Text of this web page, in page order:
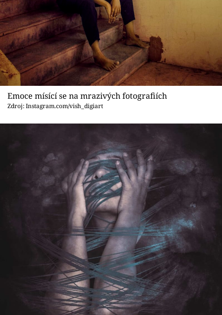
Emoce mísící se na mrazivých fotografiích
Zdroj: Instagram.com/vish_digiart